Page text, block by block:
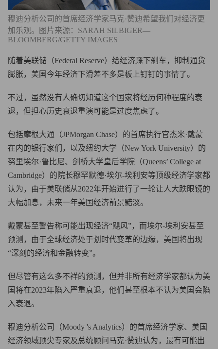
穆迪分析公司的首席经济学家马克·赞迪希望我们对经济更
加乐观。图片来源：SARAH SILBIGER—
BLOOMBERG/GETTY IMAGES
随着美联储（Federal Reserve）给经济踩下刹车，抑制通货
膨胀，美国今年经济下滑差不多是板上钉钉的事情了。
不过，虽然没有人确切知道这个国家将经历何种程度的衰
退，但担心历史衰退重演可能是过度焦虑了。
包括摩根大通（JPMorgan Chase）的首席执行官杰米·戴蒙
在内的银行家们，以及纽约大学（New York University）的
努里埃尔·鲁比尼、剑桥大学皇后学院（Queens’ College at
Cambridge）的院长穆罕默德·埃尔-埃利安等顶级经济学家都
认为，由于美联储从2022年开始进行了一轮让人大跌眼镜的
大幅加息，未来一年美国经济前景黯淡。
戴蒙甚至警告称可能出现经济“飓风”，而埃尔-埃利安甚至
预测，由于全球经济处于划时代变革的边缘，美国将出现
“深刻的经济和金融转变”。
但尽管有这么多不祥的预测，但并非所有经济学家都认为美
国将在2023年陷入严重衰退，他们甚至根本不认为美国会陷
入衰退。
穆迪分析公司（Moody 's Analytics）的首席经济学家、美国
经济领域顶尖专家及总统顾问马克·赞迪认为，最有可能出